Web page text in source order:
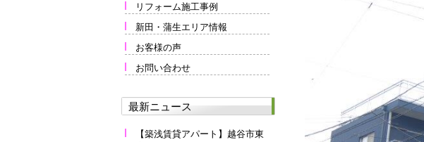
リフォーム施工事例
新田・蒲生エリア情報
お客様の声
お問い合わせ
最新ニュース
【築浅賃貸アパート】越谷市東